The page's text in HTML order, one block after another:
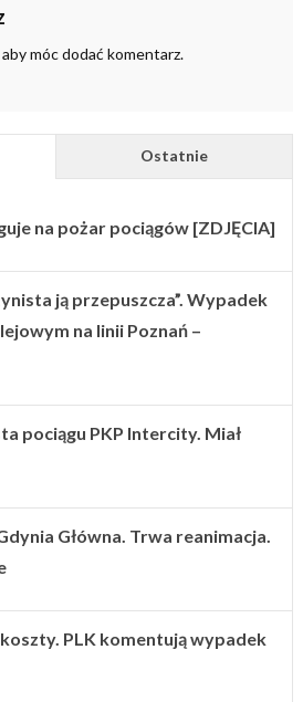
aby móc dodać komentarz.
Ostatnie
na pożar pociągów [ZDJĘCIA]
ją przepuszcza”. Wypadek
na linii Poznań –
pociągu PKP Intercity. Miał
Główna. Trwa reanimacja.
PLK komentują wypadek